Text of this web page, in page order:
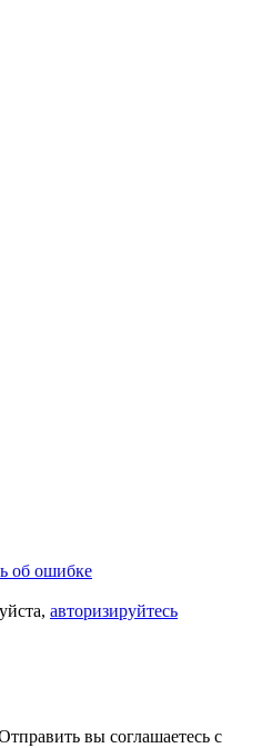
об ошибке
авторизируйтесь
вы соглашаетесь с